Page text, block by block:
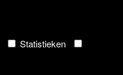
Statistieken